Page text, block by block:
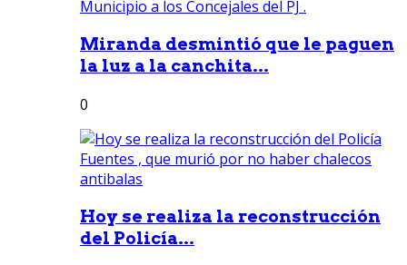
Miranda desmintió que le paguen
la luz a la canchita...
0
Hoy se realiza la reconstrucción
del Policía...